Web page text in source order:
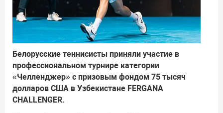
Белорусские теннисисты приняли участие в
профессиональном турнире категории
«Челленджер» с призовым фондом 75 тысяч
долларов США в Узбекистане FERGANA
CHALLENGER.